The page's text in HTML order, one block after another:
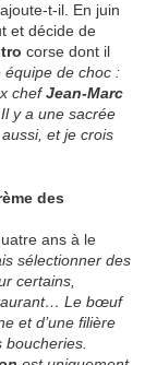
t-il. En juin
et décide de
corse dont il
équipe de choc :
chefJean-Marc
y a une sacrée
et je crois
des
ans à le
sélectionner des
certains,
Le bœuf
et d’une filière
boucheries.